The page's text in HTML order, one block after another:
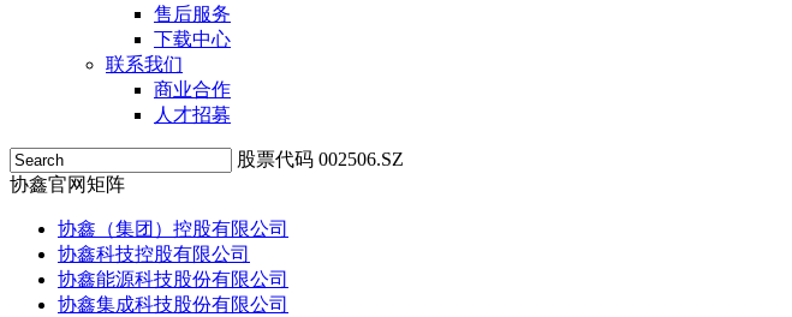
售后服务
下载中心
联系我们
商业合作
人才招募
股票代码 002506.SZ
协鑫官网矩阵
协鑫（集团）控股有限公司
协鑫科技控股有限公司
协鑫能源科技股份有限公司
协鑫集成科技股份有限公司